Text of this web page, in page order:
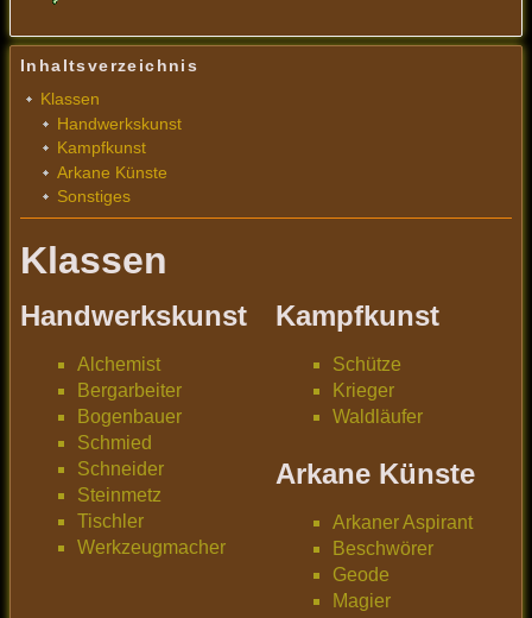
Inhaltsverzeichnis
Klassen
Handwerkskunst
Kampfkunst
Arkane Künste
Sonstiges
Klassen
Handwerkskunst
Alchemist
Bergarbeiter
Bogenbauer
Schmied
Schneider
Steinmetz
Tischler
Werkzeugmacher
Kampfkunst
Schütze
Krieger
Waldläufer
Arkane Künste
Arkaner Aspirant
Beschwörer
Geode
Magier